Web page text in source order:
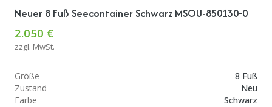
Neuer 8 Fuß Seecontainer Schwarz MSOU-850130-0
2.050 €
zzgl. MwSt.
Größe
8 Fuß
Zustand
Neu
Farbe
Schwarz